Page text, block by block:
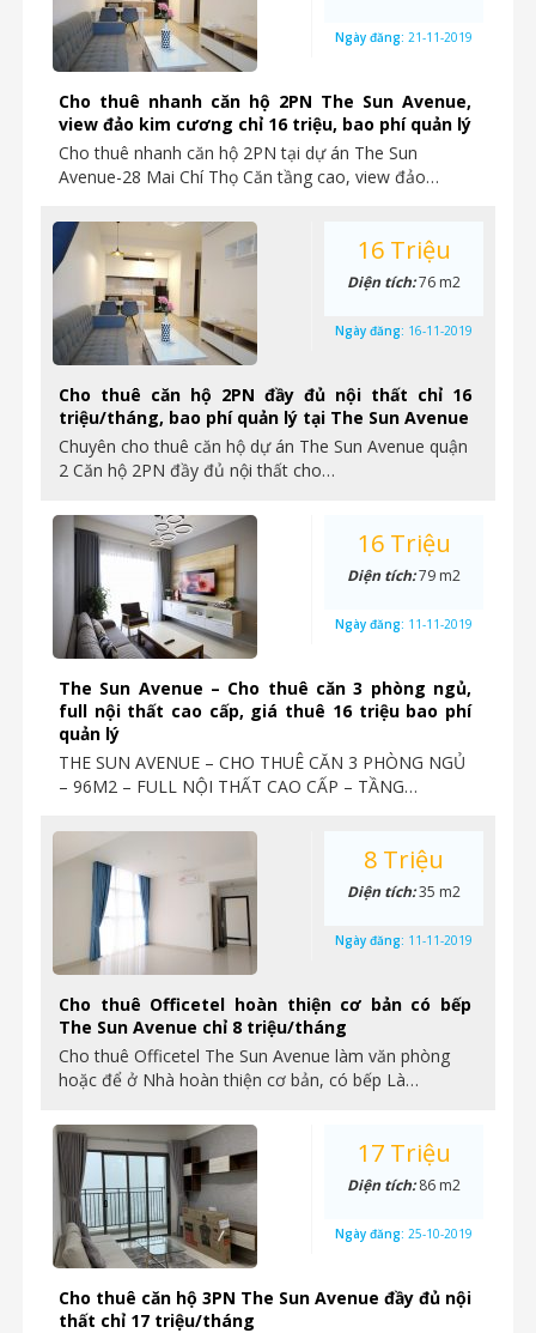
Cho thuê nhanh căn hộ 2PN The Sun Avenue,
view đảo kim cương chỉ 16 triệu, bao phí quản lý
Cho thuê nhanh căn hộ 2PN tại dự án The Sun
Avenue-28 Mai Chí Thọ Căn tầng cao, view đảo…
Ngày đăng: 21-11-2019
Cho thuê căn hộ 2PN đầy đủ nội thất chỉ 16
triệu/tháng, bao phí quản lý tại The Sun Avenue
Chuyên cho thuê căn hộ dự án The Sun Avenue quận
2 Căn hộ 2PN đầy đủ nội thất cho…
16 Triệu
Diện tích:76 m2
Ngày đăng: 16-11-2019
The Sun Avenue – Cho thuê căn 3 phòng ngủ,
full nội thất cao cấp, giá thuê 16 triệu bao phí
quản lý
THE SUN AVENUE – CHO THUÊ CĂN 3 PHÒNG NGỦ
– 96M2 – FULL NỘI THẤT CAO CẤP – TẦNG…
16 Triệu
Diện tích:79 m2
Ngày đăng: 11-11-2019
Cho thuê Officetel hoàn thiện cơ bản có bếp
The Sun Avenue chỉ 8 triệu/tháng
Cho thuê Officetel The Sun Avenue làm văn phòng
hoặc để ở Nhà hoàn thiện cơ bản, có bếp Là…
8 Triệu
Diện tích:35 m2
Ngày đăng: 11-11-2019
Cho thuê căn hộ 3PN The Sun Avenue đầy đủ nội
thất chỉ 17 triệu/tháng
17 Triệu
Diện tích:86 m2
Ngày đăng: 25-10-2019